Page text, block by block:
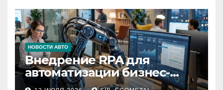
НОВОСТИ АВТО
Внедрение RPA для
автоматизации бизнес-
процессов